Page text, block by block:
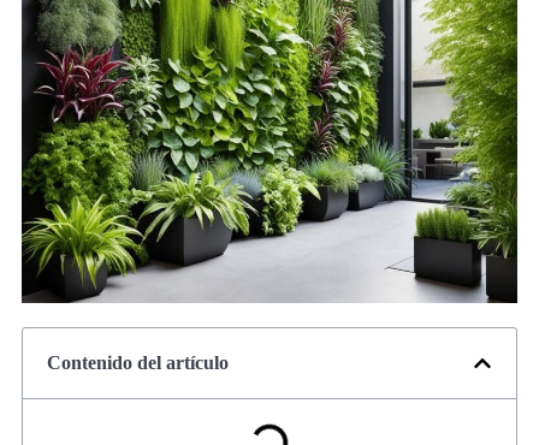
Contenido del artículo